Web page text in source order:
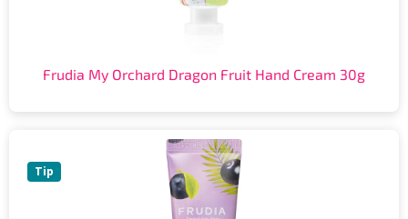
Frudia My Orchard Dragon Fruit Hand Cream 30g
Tip